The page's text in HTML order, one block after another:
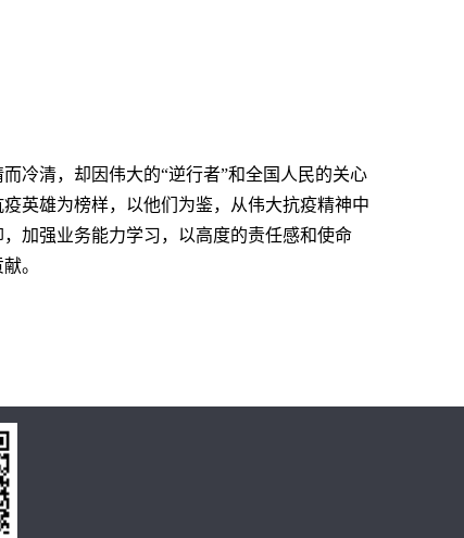
冷清，却因伟大的“逆行者”和全国人民的关心
英雄为榜样，以他们为鉴，从伟大抗疫精神中
加强业务能力学习，以高度的责任感和使命
。